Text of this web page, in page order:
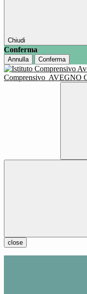
Chiudi
Conferma
Annulla Conferma
Comprensivo AVEGNO
close